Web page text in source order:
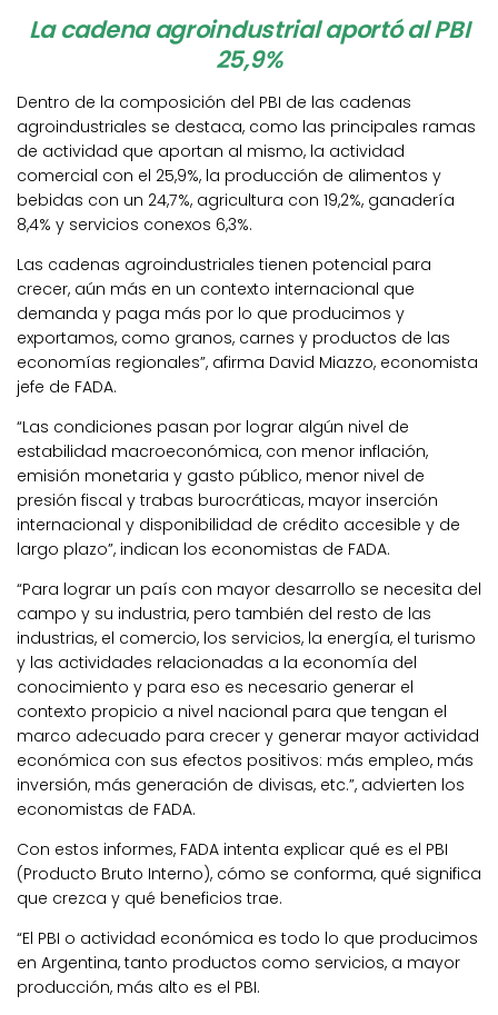
La cadena agroindustrial aportó al PBI
25,9%
Dentro de la composición del PBI de las cadenas
agroindustriales se destaca, como las principales ramas
de actividad que aportan al mismo, la actividad
comercial con el 25,9%, la producción de alimentos y
bebidas con un 24,7%, agricultura con 19,2%, ganadería
8,4% y servicios conexos 6,3%.
Las cadenas agroindustriales tienen potencial para
crecer, aún más en un contexto internacional que
demanda y paga más por lo que producimos y
exportamos, como granos, carnes y productos de las
economías regionales”, afirma David Miazzo, economista
jefe de FADA.
“Las condiciones pasan por lograr algún nivel de
estabilidad macroeconómica, con menor inflación,
emisión monetaria y gasto público, menor nivel de
presión fiscal y trabas burocráticas, mayor inserción
internacional y disponibilidad de crédito accesible y de
largo plazo”, indican los economistas de FADA.
“Para lograr un país con mayor desarrollo se necesita del
campo y su industria, pero también del resto de las
industrias, el comercio, los servicios, la energía, el turismo
y las actividades relacionadas a la economía del
conocimiento y para eso es necesario generar el
contexto propicio a nivel nacional para que tengan el
marco adecuado para crecer y generar mayor actividad
económica con sus efectos positivos: más empleo, más
inversión, más generación de divisas, etc.”, advierten los
economistas de FADA.
Con estos informes, FADA intenta explicar qué es el PBI
(Producto Bruto Interno), cómo se conforma, qué significa
que crezca y qué beneficios trae.
“El PBI o actividad económica es todo lo que producimos
en Argentina, tanto productos como servicios, a mayor
producción, más alto es el PBI.